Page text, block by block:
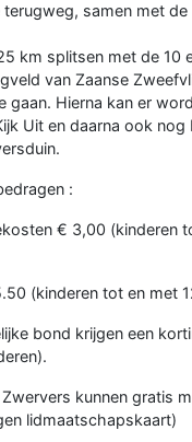
samen met
km splitsen met de 10
van Zaanse
gaan. Hierna kan er
Uit en daarna ook nog
:
€ 3,00 (kinderen
(kinderen tot en met
bond krijgen een
kunnen gratis
lidmaatschapskaart)